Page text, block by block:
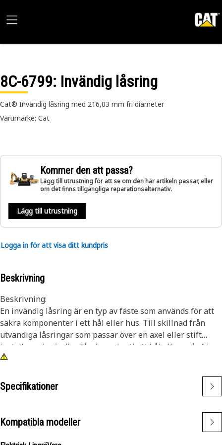
8C-6799: Invändig låsring
Cat® Invändig låsring med 216,03 mm fri diameter
Varumärke: Cat
Kommer den att passa?
Lägg till utrustning för att se om den här artikeln passar, eller
om det finns tillgängliga reparationsalternativ.
Lägg till utrustning
Logga in för att visa ditt kundpris
Beskrivning
Beskrivning:
En invändig låsring är en typ av fäste som används för att
säkra komponenter i ett hål eller hus. Till skillnad från
utvändiga låsringar som passar över en axel eller stift
installeras invändiga låsringar inuti ett hål eller spår för
att hålla komponenterna på plats. Huvudsyftet med en
förskjutning av komponenter i ett hål eller hus. Den
fungerar som ett fäste som håller komponenter, som lager,
Egenskaper:
• Tillverkad enligt exakta specifikationer och byggd för
Specifikationer
Kompatibla modeller